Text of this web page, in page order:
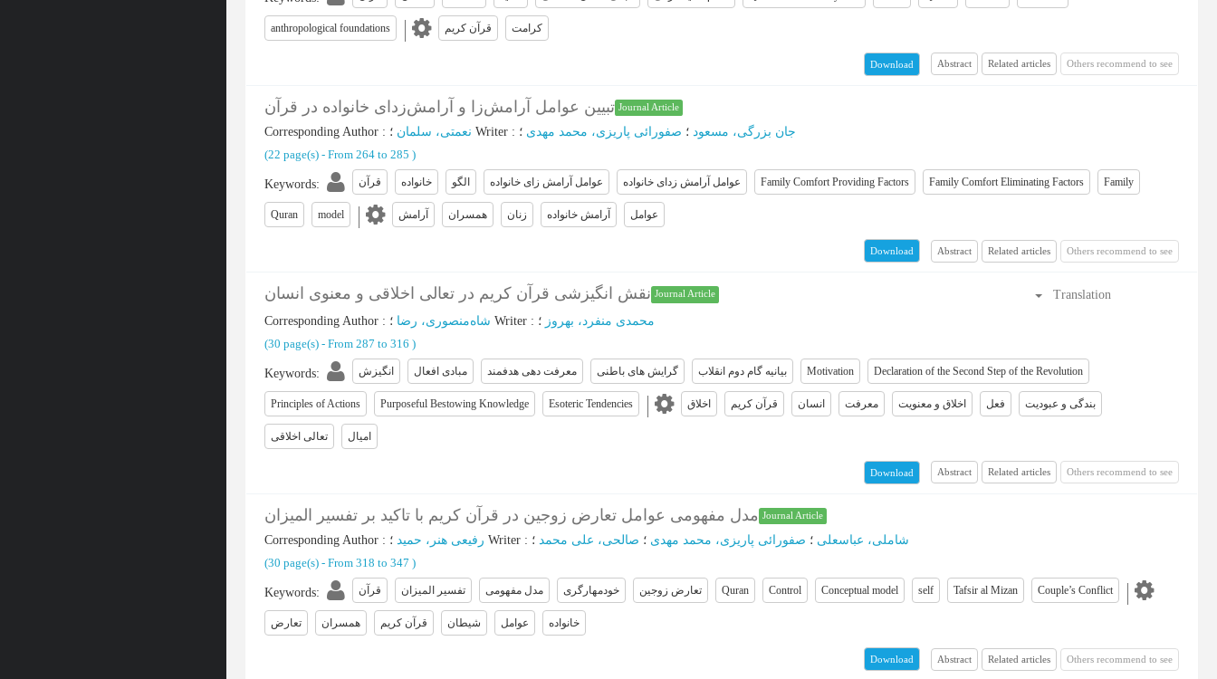
anthropological foundations قرآن کریم کرامت
Download Abstract Related articles Others recommend to see
تبیین عوامل آرامش‌زا و آرامش‌زدای خانواده در قرآن Journal Article
Corresponding Author : نعمتی، سلمان Writer : جان بزرگی، مسعود ؛ صفورائی پاریزی، محمد مهدی ؛
(‎22 page(s) - From 264 to 285 )
Keywords: قرآن خانواده الگو عوامل آرامش زای خانواده عوامل آرامش زدای خانواده Family Comfort Providing Factors Family Comfort Eliminating Factors Family
Quran model آرامش همسران زنان آرامش خانواده عوامل
Download Abstract Related articles Others recommend to see
نقش انگیزشی قرآن کریم در تعالی اخلاقی و معنوی انسان Journal Article
Translation
Corresponding Author : شاه‌منصوری، رضا Writer : محمدی منفرد، بهروز ؛
(‎30 page(s) - From 287 to 316 )
Keywords: انگیزش مبادی افعال معرفت دهی هدفمند گرایش های باطنی بیانیه گام دوم انقلاب Motivation Declaration of the Second Step of the Revolution
Principles of Actions Purposeful Bestowing Knowledge Esoteric Tendencies اخلاق قرآن کریم انسان معرفت اخلاق و معنویت فعل بندگی و عبودیت
تعالی اخلاقی امیال
Download Abstract Related articles Others recommend to see
مدل مفهومی عوامل تعارض زوجین در قرآن کریم با تاکید بر تفسیر المیزان Journal Article
Corresponding Author : رفیعی هنر، حمید Writer : شاملی، عباسعلی ؛ صفورائی پاریزی، محمد مهدی ؛ صالحی، علی محمد ؛
(‎30 page(s) - From 318 to 347 )
Keywords: قرآن تفسیر المیزان مدل مفهومی خودمهارگری تعارض زوجین Quran Control Conceptual model self Tafsir al Mizan Couple’s Conflict
تعارض همسران قرآن کریم شیطان عوامل خانواده
Download Abstract Related articles Others recommend to see